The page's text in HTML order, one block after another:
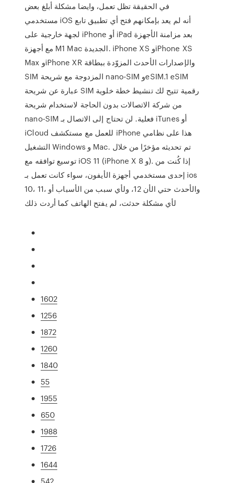
في الحقيقة تظل تعمل، وايضا مشكلة أبلغ بعض
مستخدمي iOS أنه لم يعد بإمكانهم فتح أي تطبيق تابع
لجهة خارجية على iPhone أو iPad بعد مزامنة الأجهزة
مع أجهزة M1 Mac الجديدة. iPhone XS وiPhone XS
Max وiPhone XR والإصدارات الأحدث المزوّدة ببطاقة
SIM المزدوجة مع شريحة nano-SIM وeSIM.1 eSIM
عبارة عن شريحة SIM رقمية تتيح لك تنشيط خطة خلوية
من شركة الاتصالات بدون الحاجة لاستخدام شريحة
nano-SIM فعلية. لن تحتاج إلى الاتصال بـ iTunes أو
iCloud للعمل مع مستكشف iPhone هذا على نظامي
التشغيل Windows و Mac. تم تحديثه مؤخرًا من خلال
توسيع توافقه مع iOS 11 (iPhone X و 8). إذا كُنت من
إحدى مستخدمي أجهزة الأيفون، سواء كانت تعمل بـ ios
10، 11، والأحدث حتي الأن 12، ولأي سبب من الأسباب أو
لأي مشكلة حدثت، لم يفتح الهاتف كما أردت ذلك
1602
1256
1872
1260
1840
55
1955
650
1988
1726
1644
542